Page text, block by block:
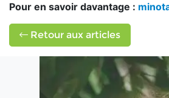
Pour en savoir davantage :
Retour aux articles